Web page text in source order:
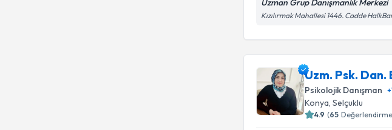
Uzman Grup Danışmanlık Merkezi
Kızılırmak Mahallesi 1446. Cadde
Uzm. Psk. Dan.
Psikolojik Danışman +
Konya , Selçuklu
4.9 (65